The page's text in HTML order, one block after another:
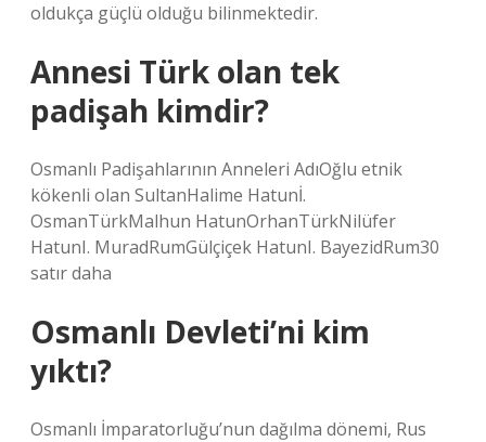
oldukça güçlü olduğu bilinmektedir.
Annesi Türk olan tek
padişah kimdir?
Osmanlı Padişahlarının Anneleri AdıOğlu etnik
kökenli olan SultanHalime Hatunİ.
OsmanTürkMalhun HatunOrhanTürkNilüfer
HatunI. MuradRumGülçiçek HatunI. BayezidRum30
satır daha
Osmanlı Devleti’ni kim
yıktı?
Osmanlı İmparatorluğu’nun dağılma dönemi, Rus